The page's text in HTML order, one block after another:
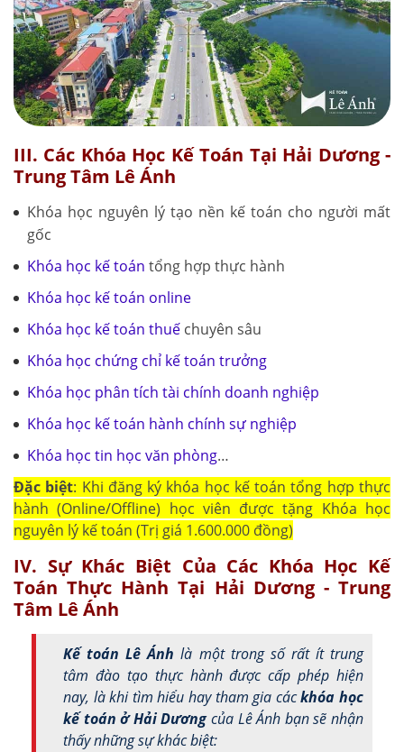
III. Các Khóa Học Kế Toán Tại Hải Dương -
Trung Tâm Lê Ánh
Khóa học nguyên lý tạo nền kế toán cho người mất
gốc
Khóa học kế toán tổng hợp thực hành
Khóa học kế toán online
Khóa học kế toán thuế chuyên sâu
Khóa học chứng chỉ kế toán trưởng
Khóa học phân tích tài chính doanh nghiệp
Khóa học kế toán hành chính sự nghiệp
Khóa học tin học văn phòng…
Đặc biệt: Khi đăng ký khóa học kế toán tổng hợp thực
hành (Online/Offline) học viên được tặng Khóa học
nguyên lý kế toán (Trị giá 1.600.000 đồng)
IV. Sự Khác Biệt Của Các Khóa Học Kế
Toán Thực Hành Tại Hải Dương - Trung
Tâm Lê Ánh
Kế toán Lê Ánh là một trong số rất ít trung
tâm đào tạo thực hành được cấp phép hiện
nay, là khi tìm hiểu hay tham gia cáckhóa học
kế toán ở Hải Dươngcủa Lê Ánh bạn sẽ nhận
thấy những sự khác biệt: